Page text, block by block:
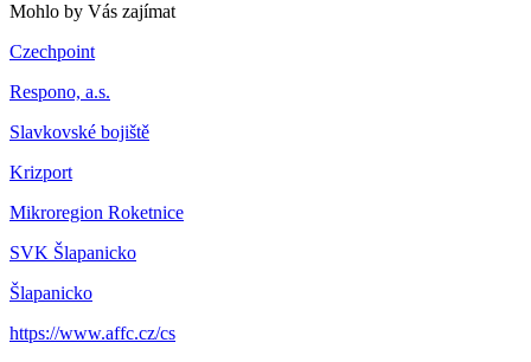
Mohlo by Vás zajímat
Czechpoint
Respono, a.s.
Slavkovské bojiště
Krizport
Mikroregion Roketnice
SVK Šlapanicko
Šlapanicko
https://www.affc.cz/cs